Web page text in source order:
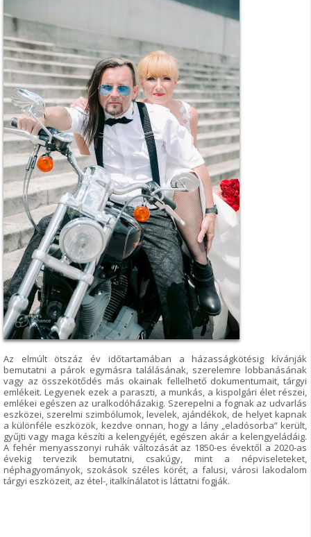
Az elmúlt ötszáz év időtartamában a házasságkötésig kívánják
bemutatni a párok egymásra találásának, szerelemre lobbanásának
vagy az összekötődés más okainak fellelhető dokumentumait, tárgyi
emlékeit. Legyenek ezek a paraszti, a munkás, a kispolgári élet részei,
emlékei egészen az uralkodóházakig. Szerepelni a fognak az udvarlás
eszközei, szerelmi szimbólumok, levelek, ajándékok, de helyet kapnak
a különféle eszközök, kezdve onnan, hogy a lány „eladósorba” került,
gyűjti vagy maga készíti a kelengyéjét, egészen akár a kelengyeládáig.
A fehér menyasszonyi ruhák változását az 1850-es évektől a 2020-as
évekig tervezik bemutatni, csakúgy, mint a népviseleteket,
néphagyományok, szokások széles körét, a falusi, városi lakodalom
tárgyi eszközeit, az étel-, italkínálatot is láttatni fogják.